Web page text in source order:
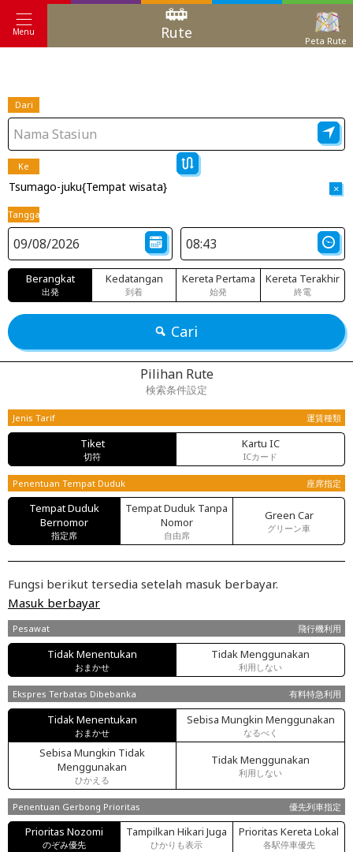
Menu Rute Peta Rute
Dari
Ke
Tsumago-juku{Tempat wisata} ×
Tanggal
Berangkat
出発
Kedatangan
到着
Kereta Pertama
始発
Kereta Terakhir
終電
Cari
Pilihan Rute
検索条件設定
Jenis Tarif 運賃種類
Tiket
切符
Kartu IC
ICカード
Penentuan Tempat Duduk 座席指定
Tempat Duduk
Bernomor
指定席
Tempat Duduk Tanpa
Nomor
自由席
Green Car
グリーン車
Fungsi berikut tersedia setelah masuk berbayar.
Masuk berbayar
Pesawat 飛行機利用
Tidak Menentukan
おまかせ
Tidak Menggunakan
利用しない
Ekspres Terbatas Dibebanka 有料特急利用
Tidak Menentukan
おまかせ
Sebisa Mungkin Menggunakan
なるべく
Sebisa Mungkin Tidak
Menggunakan
ひかえる
Tidak Menggunakan
利用しない
Penentuan Gerbong Prioritas 優先列車指定
Prioritas Nozomi
のぞみ優先
Tampilkan Hikari Juga
ひかりも表示
Prioritas Kereta Lokal
各駅停車優先